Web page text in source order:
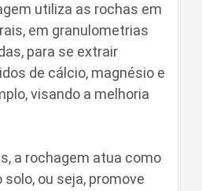
utiliza as rochas em
em granulometrias
para se extrair
de cálcio, magnésio e
visando a melhoria
a rochagem atua como
ou seja, promove